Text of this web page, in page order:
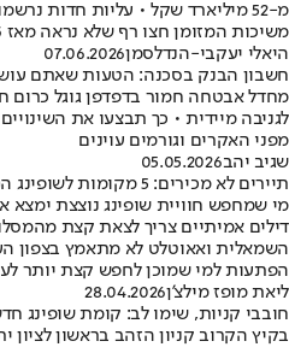
מ-52 מיליארד שקל • עליות חדות
משיכות המזומן חצו רף שלא נראה מאז 2023
היאלי יעקבי-הנדלסמן07.06.2026
חשבון הבנק בסכנה: הטעות שאתם
מחדל אבטחה חמור בדפדפן גוגל
לגניבה מיידית • כך תבצעו את
מפני האקרים וגורמים עוינים
שגיב יהב05.05.2026
תיירים לא מכירים: 5 מקומות לשופינג הכי שווה בפריז
מי שמחפש חוויית שופינג נוצצת
דילים אמיתיים צריך לצאת קצת
השמאלית ואאוטלט לא מתאמץ בצפון
הפתעות למי שמוכן לחפש קצת יותר
ליאת מופז מילצ'ן28.04.2026
חובבי קניות, שימו לב: קומת שופינג
בקיץ הקרוב קניון הזהב בראשון